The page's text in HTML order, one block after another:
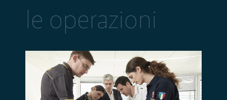
le operazioni